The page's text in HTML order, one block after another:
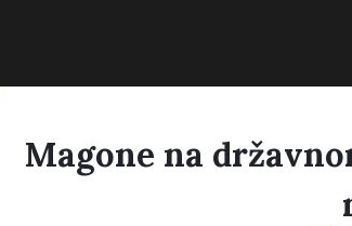
Magone na